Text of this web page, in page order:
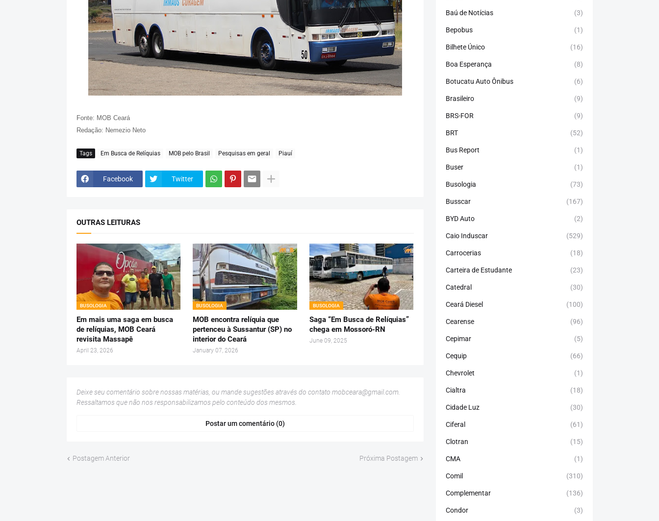
Fonte: MOB Ceará
Redação: Nemezio Neto
Tags Em Busca de Relíquias MOB pelo Brasil Pesquisas em geral Piauí
Facebook Twitter
OUTRAS LEITURAS
BUSOLOGIA
Em mais uma saga em busca
de relíquias, MOB Ceará
revisita Massapê
April 23, 2026
BUSOLOGIA
MOB encontra relíquia que
pertenceu à Sussantur (SP) no
interior do Ceará
January 07, 2026
BUSOLOGIA
Saga “Em Busca de Relíquias”
chega em Mossoró-RN
June 09, 2025
Deixe seu comentário sobre nossas matérias, ou mande sugestões através do contato mobceara@gmail.com.
Ressaltamos que não nos responsabilizamos pelo conteúdo dos mesmos.
Postar um comentário (0)
Postagem Anterior Próxima Postagem
Baú de Notícias (3)
Bepobus (1)
Bilhete Único (16)
Boa Esperança (8)
Botucatu Auto Ônibus (6)
Brasileiro (9)
BRS-FOR (9)
BRT (52)
Bus Report (1)
Buser (1)
Busologia (73)
Busscar (167)
BYD Auto (2)
Caio Induscar (529)
Carrocerias (18)
Carteira de Estudante (23)
Catedral (30)
Ceará Diesel (100)
Cearense (96)
Cepimar (5)
Cequip (66)
Chevrolet (1)
Cialtra (18)
Cidade Luz (30)
Ciferal (61)
Clotran (15)
CMA (1)
Comil (310)
Complementar (136)
Condor (3)